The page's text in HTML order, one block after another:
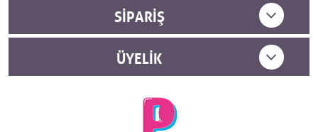
SIPARIŞ
ÜYELIK